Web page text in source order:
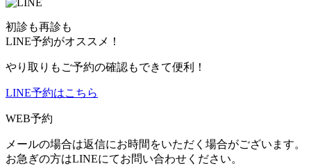
初診も再診も
LINE予約がオススメ！
やり取りもご予約の確認もできて便利！
LINE予約はこちら
WEB予約
メールの場合は返信にお時間をいただく場合がございます。
お急ぎの方はLINEにてお問い合わせください。